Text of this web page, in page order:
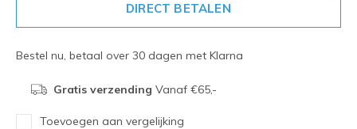
DIRECT BETALEN
Bestel nu, betaal over 30 dagen met Klarna
Gratis verzending Vanaf €65,-
Toevoegen aan vergelijking